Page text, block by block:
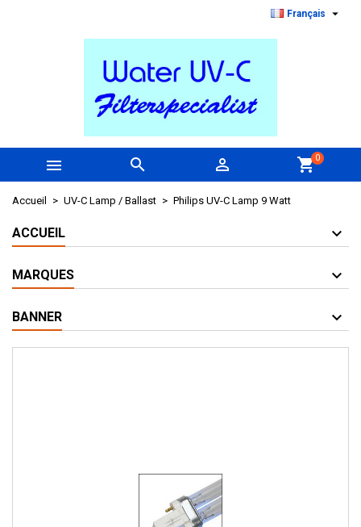
Français 
   shopping_cart0
Accueil UV-C Lamp / Ballast Philips UV-C Lamp 9 Watt
ACCUEIL
MARQUES
BANNER